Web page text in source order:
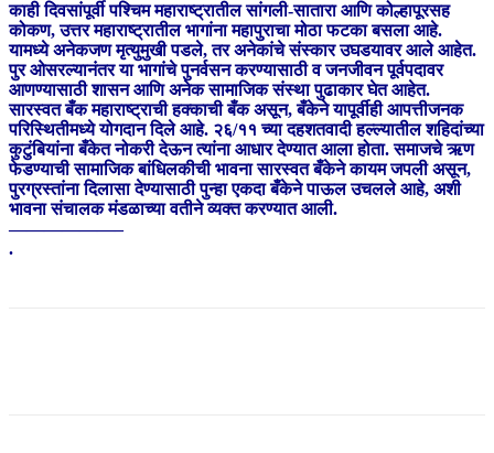
काही दिवसांपूर्वी पश्चिम महाराष्ट्रातील सांगली-सातारा आणि कोल्हापूरसह
कोकण, उत्तर महाराष्ट्रातील भागांना महापुराचा मोठा फटका बसला आहे.
यामध्ये अनेकजण मृत्युमुखी पडले, तर अनेकांचे संस्कार उघडयावर आले आहेत.
पुर ओसरल्यानंतर या भागांचे पुनर्वसन करण्यासाठी व जनजीवन पूर्वपदावर
आणण्यासाठी शासन आणि अनेक सामाजिक संस्था पुढाकार घेत आहेत.
सारस्वत बँक महाराष्ट्राची हक्काची बँक असून, बँकेने यापूर्वीही आपत्तीजनक
परिस्थितीमध्ये योगदान दिले आहे. २६/११ च्या दहशतवादी हल्ल्यातील शहिदांच्या
कुटुंबियांना बँकेत नोकरी देऊन त्यांना आधार देण्यात आला होता. समाजचे ऋण
फेडण्याची सामाजिक बांधिलकीची भावना सारस्वत बँकेने कायम जपली असून,
पुरग्रस्तांना दिलासा देण्यासाठी पुन्हा एकदा बँकेने पाऊल उचलले आहे, अशी
भावना संचालक मंडळाच्या वतीने व्यक्त करण्यात आली.
——————–
.